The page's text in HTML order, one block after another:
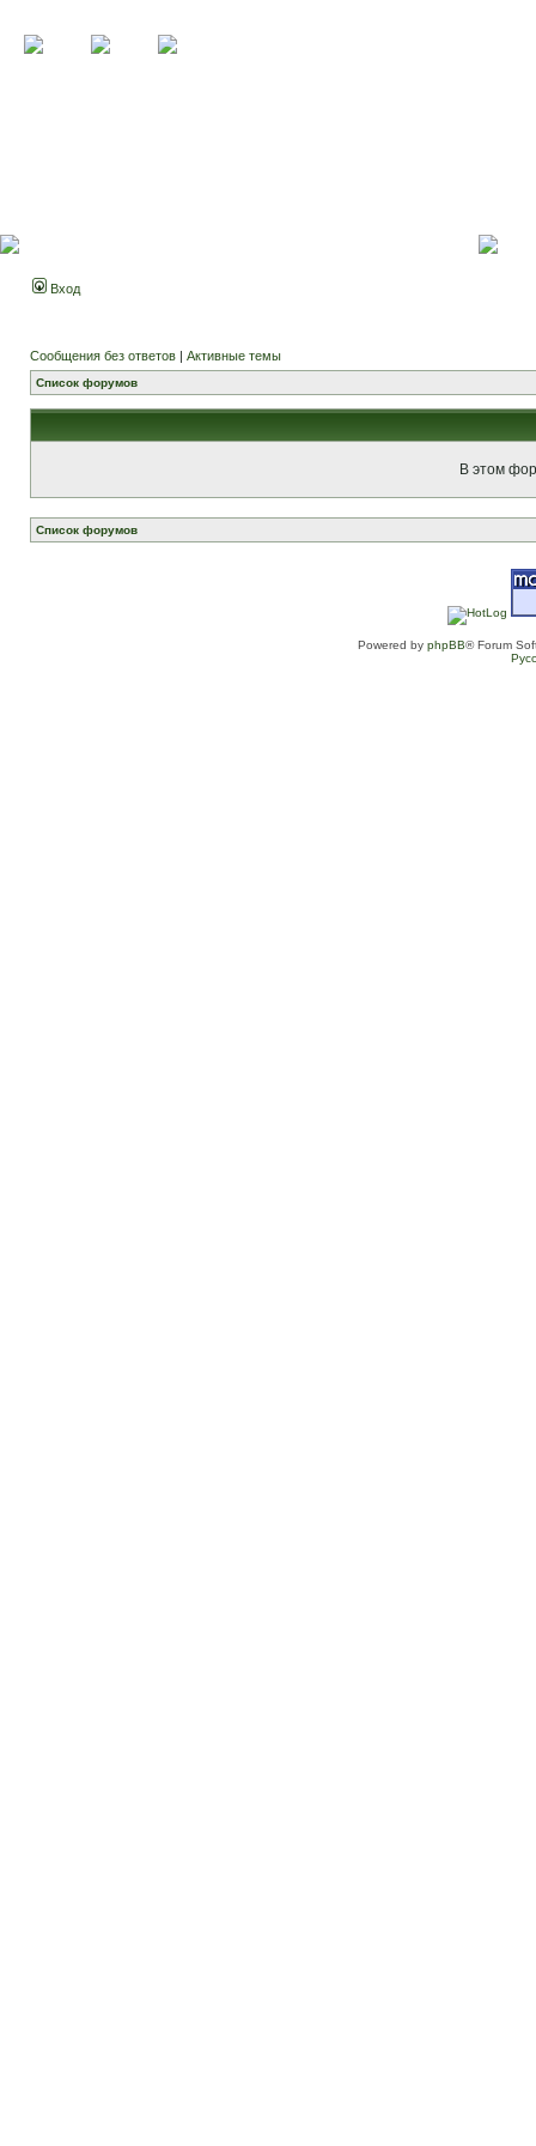
Вход
Сообщения без ответов | Активные темы
Список форумов
В этом
Список форумов
Powered by phpBB® Forum